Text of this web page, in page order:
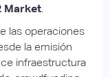
Market.
las operaciones
la emisión
infraestructura